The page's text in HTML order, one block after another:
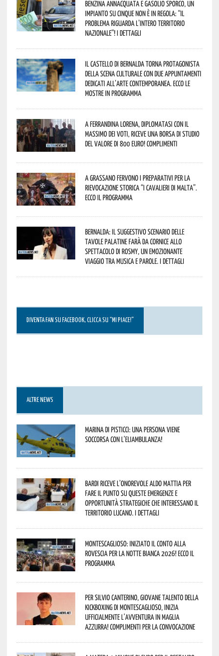
Benzina annacquata e gasolio sporco, un
impianto su cinque non è in regola: “il
problema riguarda l’intero territorio
Nazionale”! I dettagli
Il Castello di Bernalda torna protagonista
della scena culturale con due appuntamenti
dedicati all’arte contemporanea. Ecco le
mostre in programma
A Ferrandina Lorena, diplomatasi con il
massimo dei voti, riceve una borsa di studio
del valore di 800 euro! Complimenti
A Grassano fervono i preparativi per la
Rievocazione Storica “I CAVALIERI DI MALTA”.
Ecco il programma
Bernalda: il suggestivo scenario delle
Tavole Palatine farà da cornice allo
spettacolo di Rosmy, un emozionante
viaggio tra musica e parole. I dettagli
DIVENTA FAN SU FACEBOOK, CLICCA SU “MI PIACE!”
ALTRE NEWS
Marina di Pisticci: una persona viene
soccorsa con l’eliambulanza!
Bardi riceve l’onorevole Aldo Mattia per
fare il punto su queste emergenze e
opportunità strategiche che interessano il
territorio lucano. I dettagli
Montescaglioso: iniziato il conto alla
rovescia per la Notte Bianca 2026! Ecco il
programma
Per Silvio Canterino, giovane talento della
kickboxing di Montescaglioso, inizia
ufficialmente l’avventura in maglia
azzurra! Complimenti per la convocazione